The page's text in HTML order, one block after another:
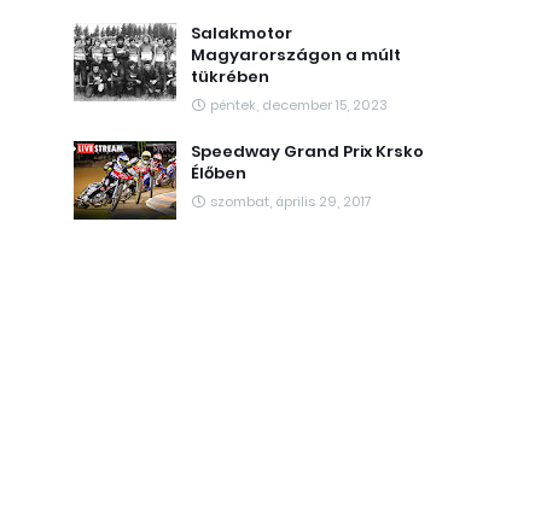
Salakmotor
Magyarországon a múlt
tükrében
péntek, december 15, 2023
Speedway Grand Prix Krsko
Élőben
szombat, április 29, 2017